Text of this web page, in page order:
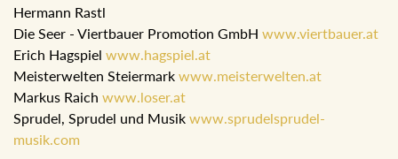
Hermann Rastl
Die Seer - Viertbauer Promotion GmbH www.viertbauer.at
Erich Hagspiel www.hagspiel.at
Meisterwelten Steiermark www.meisterwelten.at
Markus Raich www.loser.at
Sprudel, Sprudel und Musik www.sprudelsprudel-
musik.com